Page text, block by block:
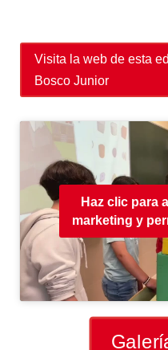
Visita la web de esta
Bosco Junior
Haz clic para
marketing y